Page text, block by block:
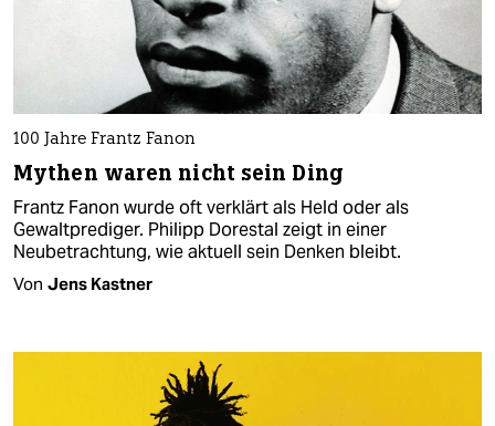
100 Jahre Frantz Fanon
Mythen waren nicht sein Ding
Frantz Fanon wurde oft verklärt als Held oder als
Gewaltprediger. Philipp Dorestal zeigt in einer
Neubetrachtung, wie aktuell sein Denken bleibt.
Von Jens Kastner